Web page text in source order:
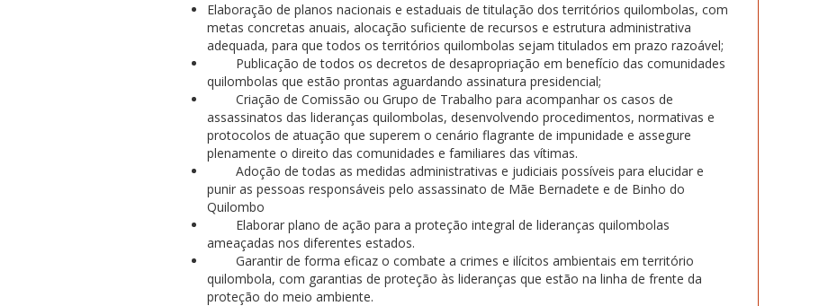
Elaboração de planos nacionais e estaduais de titulação dos territórios quilombolas, com
metas concretas anuais, alocação suficiente de recursos e estrutura administrativa
adequada, para que todos os territórios quilombolas sejam titulados em prazo razoável;
Publicação de todos os decretos de desapropriação em benefício das comunidades
quilombolas que estão prontas aguardando assinatura presidencial;
Criação de Comissão ou Grupo de Trabalho para acompanhar os casos de
assassinatos das lideranças quilombolas, desenvolvendo procedimentos, normativas e
protocolos de atuação que superem o cenário flagrante de impunidade e assegure
plenamente o direito das comunidades e familiares das vítimas.
Adoção de todas as medidas administrativas e judiciais possíveis para elucidar e
punir as pessoas responsáveis pelo assassinato de Mãe Bernadete e de Binho do
Quilombo
Elaborar plano de ação para a proteção integral de lideranças quilombolas
ameaçadas nos diferentes estados.
Garantir de forma eficaz o combate a crimes e ilícitos ambientais em território
quilombola, com garantias de proteção às lideranças que estão na linha de frente da
proteção do meio ambiente.